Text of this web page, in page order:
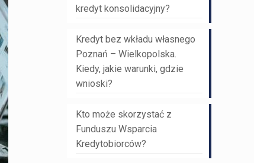
kredyt konsolidacyjny?
Kredyt bez wkładu własnego
Poznań – Wielkopolska.
Kiedy, jakie warunki, gdzie
wnioski?
Kto może skorzystać z
Funduszu Wsparcia
Kredytobiorców?